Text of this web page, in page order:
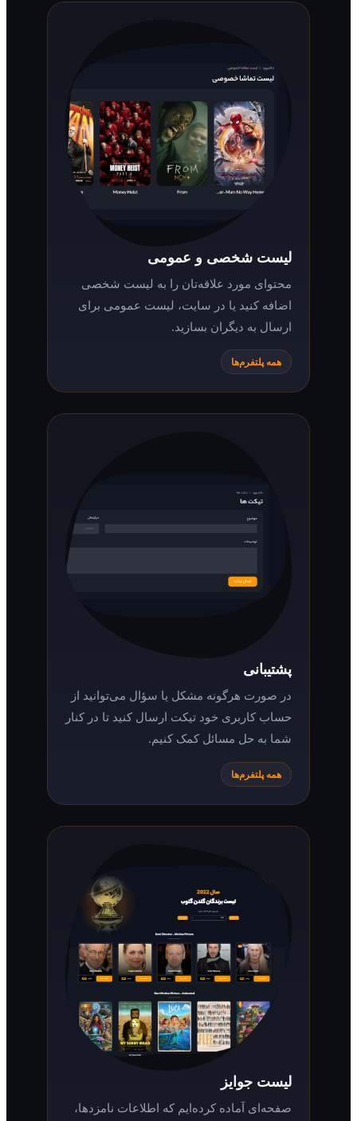
لیست شخصی و عمومی
محتوای مورد علاقه‌تان را به لیست شخصی
اضافه کنید یا در سایت، لیست عمومی برای
ارسال به دیگران بسازید.
همه پلتفرم‌ها
پشتیبانی
در صورت هرگونه مشکل یا سؤال می‌توانید از
حساب کاربری خود تیکت ارسال کنید تا در کنار
شما به حل مسائل کمک کنیم.
همه پلتفرم‌ها
لیست جوایز
صفحه‌ای آماده کرده‌ایم که اطلاعات نامزدها،